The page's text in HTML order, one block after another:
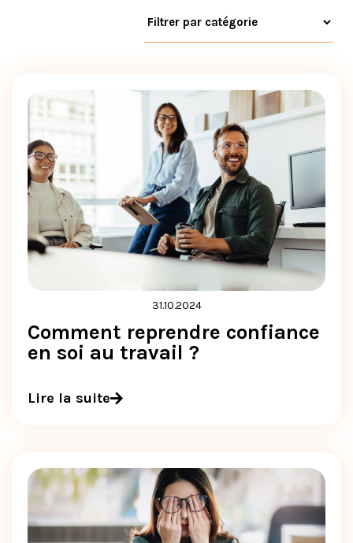
31.10.2024
Comment reprendre confiance
en soi au travail ?
Lire la suite